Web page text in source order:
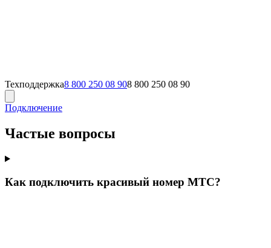
Техподдержка8 800 250 08 908 800 250 08 90
Подключение
Частые вопросы
Как подключить красивый номер МТС?